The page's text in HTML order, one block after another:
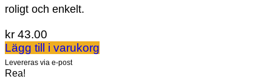
roligt och enkelt.
kr 43.00
Lägg till i varukorg
Levereras via e-post
Rea!